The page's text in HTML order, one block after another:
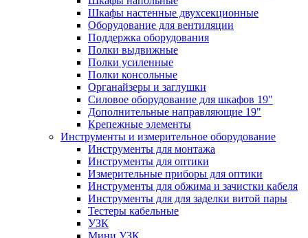
Шкафы настенные двухсекционные
Оборудование для вентиляции
Поддержка оборудования
Полки выдвижные
Полки усиленные
Полки консольные
Органайзеры и заглушки
Силовое оборудование для шкафов 19"
Дополнительные направляющие 19"
Крепежные элементы
Инструменты и измерительное оборудование
Инструменты для монтажа
Инструменты для оптики
Измерительные приборы для оптики
Инструменты для обжима и зачистки кабеля
Инструменты для для заделки витой пары
Тестеры кабельные
УЗК
Мини УЗК